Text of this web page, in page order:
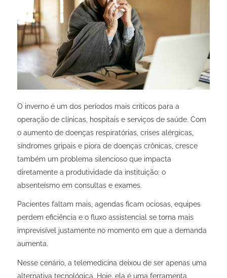
O inverno é um dos períodos mais críticos para a
operação de clínicas, hospitais e serviços de saúde. Com
o aumento de doenças respiratórias, crises alérgicas,
síndromes gripais e piora de doenças crônicas, cresce
também um problema silencioso que impacta
diretamente a produtividade da instituição: o
absenteísmo em consultas e exames.
Pacientes faltam mais, agendas ficam ociosas, equipes
perdem eficiência e o fluxo assistencial se torna mais
imprevisível justamente no momento em que a demanda
aumenta.
Nesse cenário, a telemedicina deixou de ser apenas uma
alternativa tecnológica. Hoje, ela é uma ferramenta